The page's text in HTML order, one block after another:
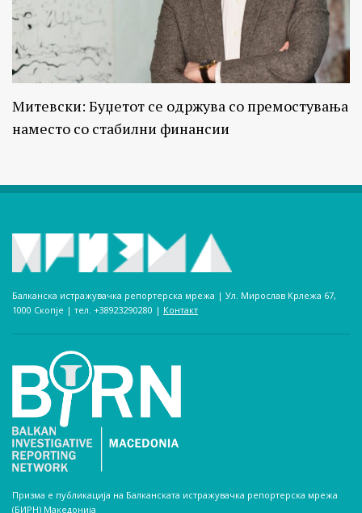
Митевски: Буџетот се одржува со премостувања
наместо со стабилни финансии
Балканска истражувачка репортерска мрежа | Ул. Мирослав Крлежа 67,
1000 Скопје | тел. +38923290280­ | Контакт
Призма е публикација на Балканската истражувачка репортерска мрежа
(БИРН) Македонија